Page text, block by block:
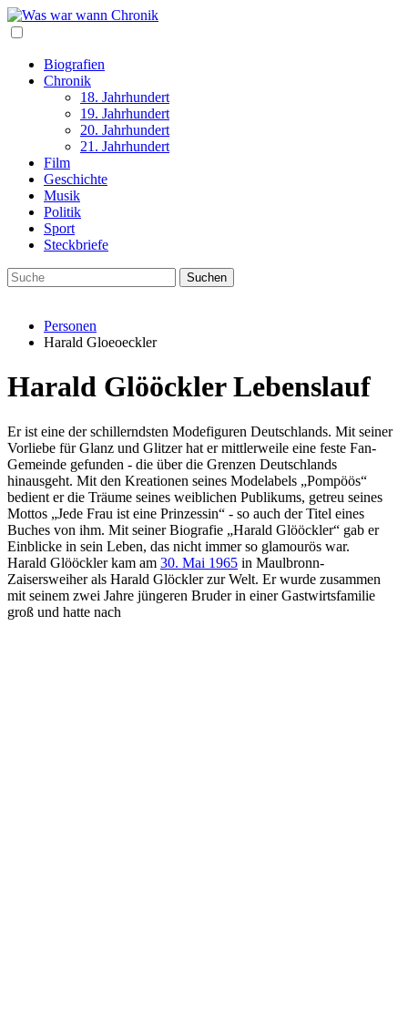
Biografien
Chronik
18. Jahrhundert
19. Jahrhundert
20. Jahrhundert
21. Jahrhundert
Film
Geschichte
Musik
Politik
Sport
Steckbriefe
Personen
Harald Gloeoeckler
Harald Glööckler Lebenslauf
Er ist eine der schillerndsten Modefiguren Deutschlands. Mit seiner
Vorliebe für Glanz und Glitzer hat er mittlerweile eine feste Fan-
Gemeinde gefunden - die über die Grenzen Deutschlands
hinausgeht. Mit den Kreationen seines Modelabels „Pompöös“
bedient er die Träume seines weiblichen Publikums, getreu seines
Mottos „Jede Frau ist eine Prinzessin“ - so auch der Titel eines
Buches von ihm. Mit seiner Biografie „Harald Glööckler“ gab er
Einblicke in sein Leben, das nicht immer so glamourös war.
Harald Glööckler kam am 30. Mai 1965 in Maulbronn-
Zaisersweiher als Harald Glöckler zur Welt. Er wurde zusammen
mit seinem zwei Jahre jüngeren Bruder in einer Gastwirtsfamilie
groß und hatte nach